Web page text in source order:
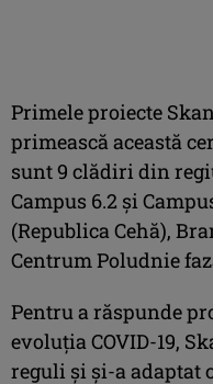
Primele proiecte
primească această
sunt 9 clădiri din
Campus 6.2 și
(Republica Cehă),
Centrum Poludnie
Pentru a răspunde
evoluția COVID-19,
reguli și și-a adaptat